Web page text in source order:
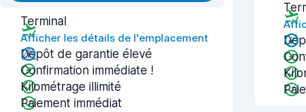
Terminal
Afficher les détails de l'emplacement
Dépôt de garantie élevé
Confirmation immédiate !
Kilométrage illimité
Paiement immédiat